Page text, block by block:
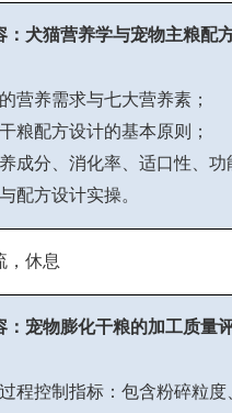
：犬猫营养学与宠物主粮配
营养需求与七大营养素；
粮配方设计的基本原则；
成分、消化率、适口性、
配方设计实操。
，休息
：宠物膨化干粮的加工质量
程控制指标：包含粉碎粒度